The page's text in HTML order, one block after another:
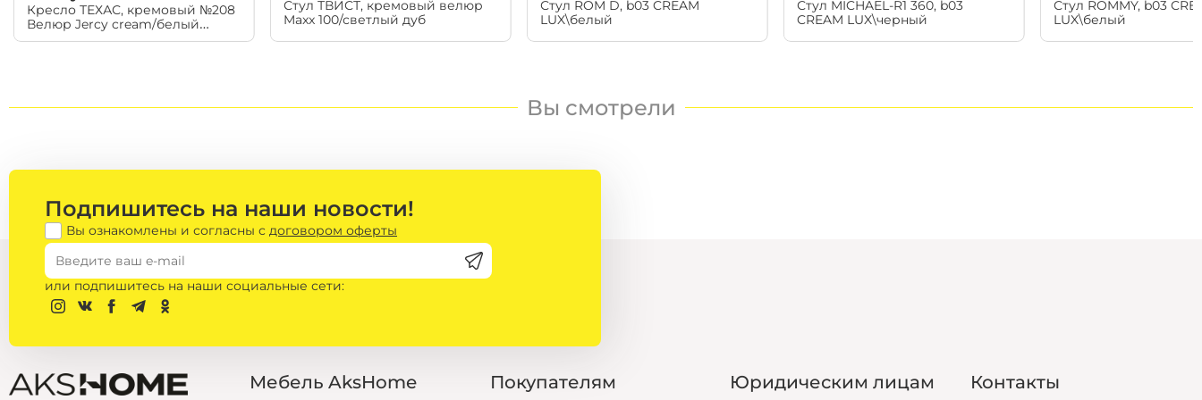
микроволновые печи
посудомоечные машины
ящики для подогрева
текстиль для кухни
Сантехника
электрические
полотенцесушители
освещение
Расчеты носят ознакомительный характер. Выбрать способ оплаты
можно в корзине при оформлении заказа
Кресло ТЕХАС, кремовый №208
Велюр Jercy cream/белый
матовый
Стул ТВИСТ, кремовый велюр
Maxx 100/светлый дуб
Стул ROM D, b03 CREAM
LUX\белый
Стул MICHAEL-R1 360, b03
CREAM LUX\черный
Стул ROMMY, b03
LUX\белый
Подпишитесь на наши новости!
Вы ознакомлены и согласны с договором оферты
или подпишитесь на наши социальные сети:
Мебель AksHome Покупателям Юридическим лицам Контакты